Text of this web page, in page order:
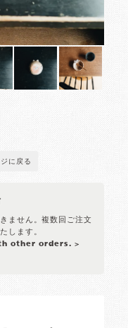
ジに戻る
ません。複数回ご注文
します。
other orders. >